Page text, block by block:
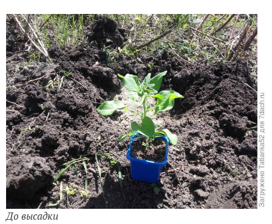
До высадки